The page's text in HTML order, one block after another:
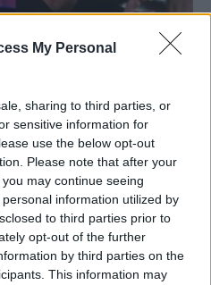
My Personal
sharing to third parties, or
sensitive information for
use the below opt-out
Please note that after your
may continue seeing
information utilized by
to third parties prior to
opt-out of the further
by third parties on the
This information may